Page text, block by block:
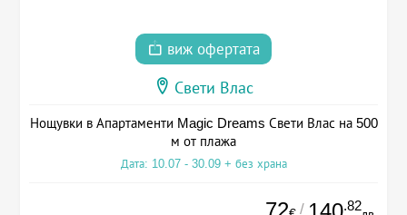
виж офертата
Свети Влас
Нощувки в Апартаменти Magic Dreams Свети Влас на 500
м от плажа
Дата: 10.07 - 30.09 + без храна
/ .82